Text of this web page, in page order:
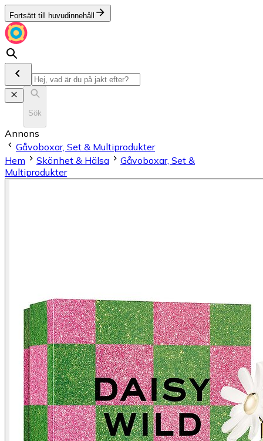
Fortsätt till huvudinnehåll
Sök
Annons
Gåvoboxar, Set & Multiprodukter
Hem
Skönhet & Hälsa
Gåvoboxar, Set &
Multiprodukter